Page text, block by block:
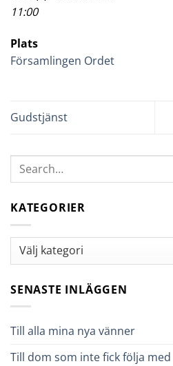
11:00
Plats
Församlingen Ordet
Gudstjänst
KATEGORIER
Kategorier
SENASTE INLÄGGEN
Till alla mina nya vänner
Till dom som inte fick följa med